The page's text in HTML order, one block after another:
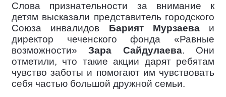
Слова признательности за внимание к
детям высказали представитель городского
Союза инвалидов Барият Мурзаеваи
директор чеченского фонда «Равные
возможности»Зара Сайдулаева. Они
отметили, что такие акции дарят ребятам
чувство заботы и помогают им чувствовать
себя частью большой дружной семьи.